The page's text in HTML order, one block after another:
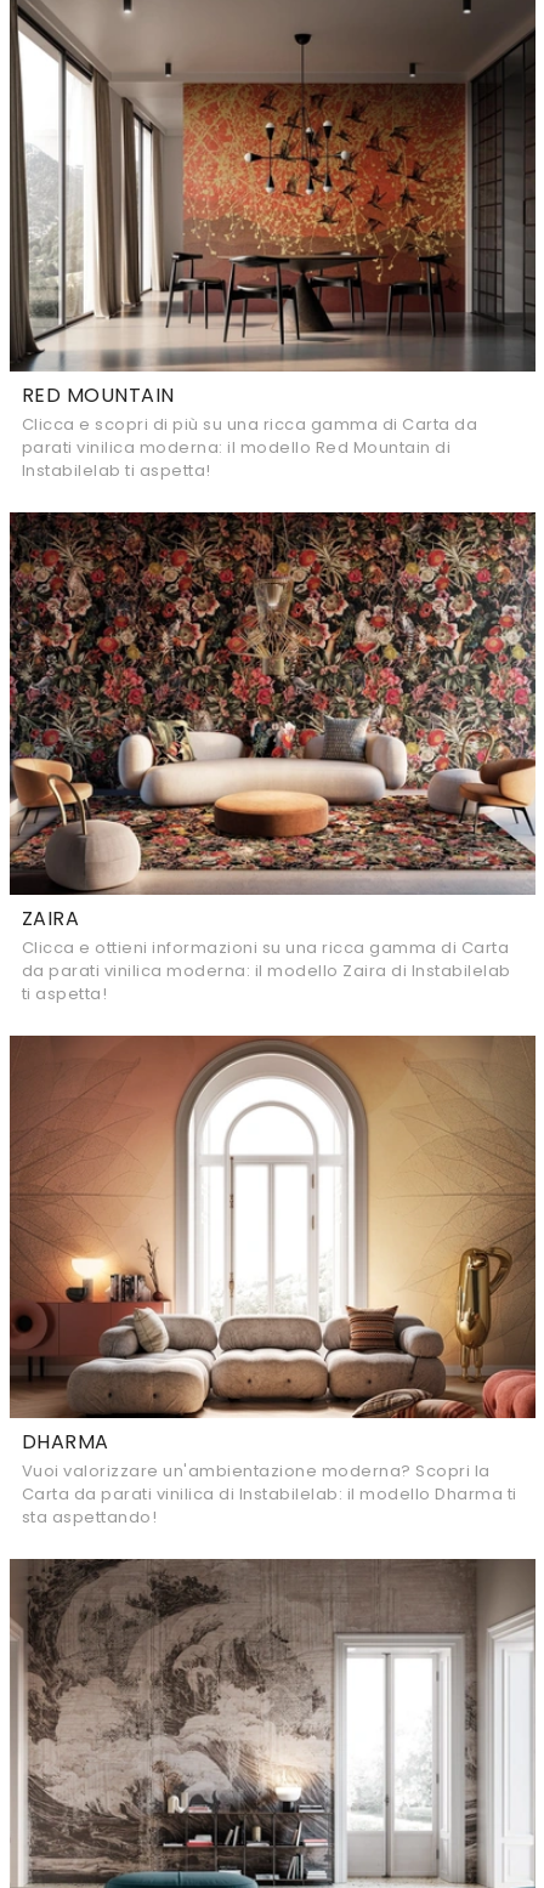
RED MOUNTAIN
Clicca e scopri di più su una ricca gamma di Carta da
parati vinilica moderna: il modello Red Mountain di
Instabilelab ti aspetta!
ZAIRA
Clicca e ottieni informazioni su una ricca gamma di Carta
da parati vinilica moderna: il modello Zaira di Instabilelab
ti aspetta!
DHARMA
Vuoi valorizzare un'ambientazione moderna? Scopri la
Carta da parati vinilica di Instabilelab: il modello Dharma ti
sta aspettando!